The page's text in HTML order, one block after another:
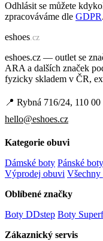
Odhlásit se můžete
zpracováváme dle GDPR.
eshoes.cz
eshoes.cz — outlet se
ARA a dalších značek
fyzicky skladem v ČR,
📍 Rybná 716/24, 110 00
hello@eshoes.cz
Kategorie obuvi
Dámské boty Pánské boty
Výprodej obuvi
Oblíbené značky
Boty DDstep Boty
Zákaznický servis